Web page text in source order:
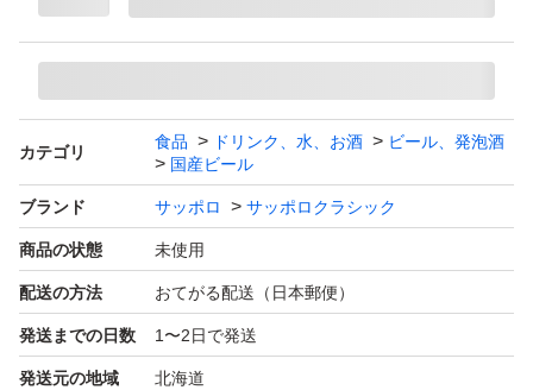
サッポロビール
クラシック
夏の爽快
サッポロクラシック
限定
ヴィンテージ
春の薫り
48本
48缶
カテゴリ
食品 ドリンク、水、お酒
ビール、発泡酒
国産ビール
ブランド サッポロ サッポロクラシック
商品の状態 未使用
配送の方法 おてがる配送（日本郵便）
発送までの日数 1〜2日で発送
発送元の地域 北海道